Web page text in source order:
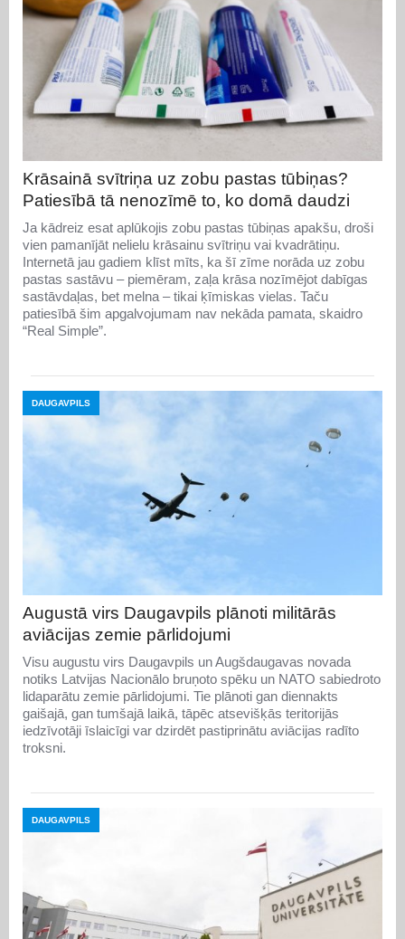
Krāsainā svītriņa uz zobu pastas tūbiņas?
Patiesībā tā nenozīmē to, ko domā daudzi
Ja kādreiz esat aplūkojis zobu pastas tūbiņas apakšu, droši
vien pamanījāt nelielu krāsainu svītriņu vai kvadrātiņu.
Internetā jau gadiem klīst mīts, ka šī zīme norāda uz zobu
pastas sastāvu – piemēram, zaļa krāsa nozīmējot dabīgas
sastāvdaļas, bet melna – tikai ķīmiskas vielas. Taču
patiesībā šim apgalvojumam nav nekāda pamata, skaidro
“Real Simple”.
DAUGAVPILS
Augustā virs Daugavpils plānoti militārās
aviācijas zemie pārlidojumi
Visu augustu virs Daugavpils un Augšdaugavas novada
notiks Latvijas Nacionālo bruņoto spēku un NATO sabiedroto
lidaparātu zemie pārlidojumi. Tie plānoti gan diennakts
gaišajā, gan tumšajā laikā, tāpēc atsevišķās teritorijās
iedzīvotāji īslaicīgi var dzirdēt pastiprinātu aviācijas radīto
troksni.
DAUGAVPILS